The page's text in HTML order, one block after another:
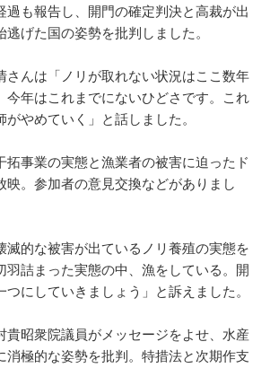
過も報告し、開門の確定判決と高裁が出
逃げた国の姿勢を批判しました。
んは「ノリが取れない状況はここ数年
今年はこれまでにないひどさです。これ
やめていく」と話しました。
事業の実態と漁業者の被害に迫ったド
映。参加者の意見交換などがありまし
的な被害が出ているノリ養殖の実態を
羽詰まった実態の中、漁をしている。開
つにしていきましょう」と訴えました。
昭衆院議員がメッセージをよせ、水産
消極的な姿勢を批判。特措法と次期作支